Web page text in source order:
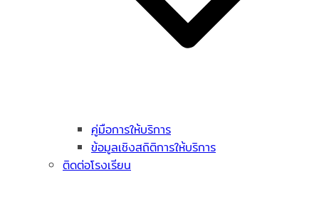
คู่มือการให้บริการ
ข้อมูลเชิงสถิติการให้บริการ
ติดต่อโรงเรียน